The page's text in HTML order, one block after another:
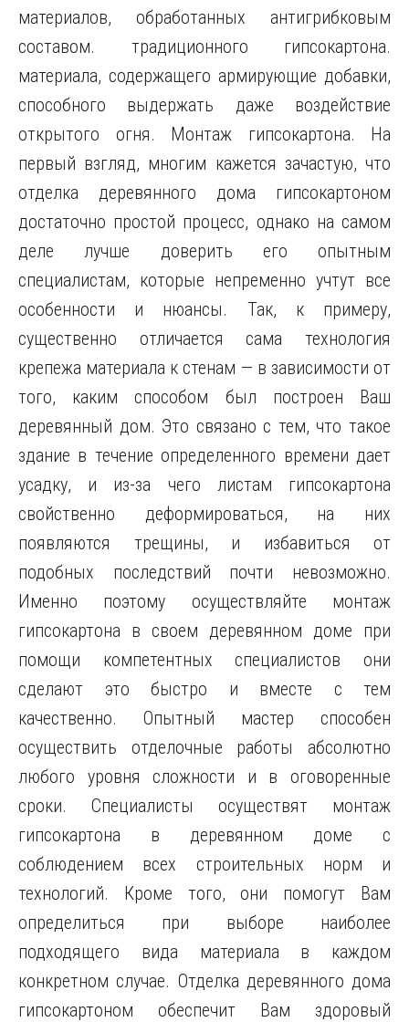
материалов, обработанных антигрибковым
составом. традиционного гипсокартона.
материала, содержащего армирующие добавки,
способного выдержать даже воздействие
открытого огня. Монтаж гипсокартона. На
первый взгляд, многим кажется зачастую, что
отделка деревянного дома гипсокартоном
достаточно простой процесс, однако на самом
деле лучше доверить его опытным
специалистам, которые непременно учтут все
особенности и нюансы. Так, к примеру,
существенно отличается сама технология
крепежа материала к стенам — в зависимости от
того, каким способом был построен Ваш
деревянный дом. Это связано с тем, что такое
здание в течение определенного времени дает
усадку, и из-за чего листам гипсокартона
свойственно деформироваться, на них
появляются трещины, и избавиться от
подобных последствий почти невозможно.
Именно поэтому осуществляйте монтаж
гипсокартона в своем деревянном доме при
помощи компетентных специалистов они
сделают это быстро и вместе с тем
качественно. Опытный мастер способен
осуществить отделочные работы абсолютно
любого уровня сложности и в оговоренные
сроки. Специалисты осуществят монтаж
гипсокартона в деревянном доме с
соблюдением всех строительных норм и
технологий. Кроме того, они помогут Вам
определиться при выборе наиболее
подходящего вида материала в каждом
конкретном случае. Отделка деревянного дома
гипсокартоном обеспечит Вам здоровый